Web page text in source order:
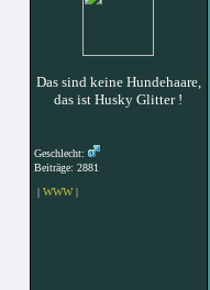
Das sind keine Hundehaare,
das ist Husky Glitter !
Geschlecht:
Beiträge: 2881
| WWW|